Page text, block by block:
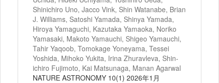
Shinichiro Uno, Jacco Vink, Shin Watanabe, Brian
J. Williams, Satoshi Yamada, Shinya Yamada,
Hiroya Yamaguchi, Kazutaka Yamaoka, Noriko
Yamasaki, Makoto Yamauchi, Shigeo Yamauchi,
Tahir Yaqoob, Tomokage Yoneyama, Tessei
Yoshida, Mihoko Yukita, Irina Zhuravleva, Shin-
ichiro Fujimoto, Kai Matsunaga, Manan Agarwal
NATURE ASTRONOMY 10(1) 2026年1月